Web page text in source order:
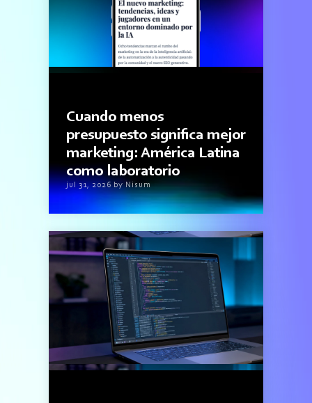
Cuando menos
presupuesto significa mejor
marketing: América Latina
como laboratorio
jul 31, 2026 by Nisum